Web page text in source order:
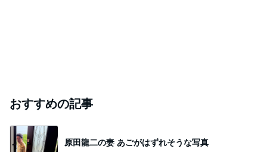
おすすめの記事
原田龍二の妻 あごがはずれそうな写真